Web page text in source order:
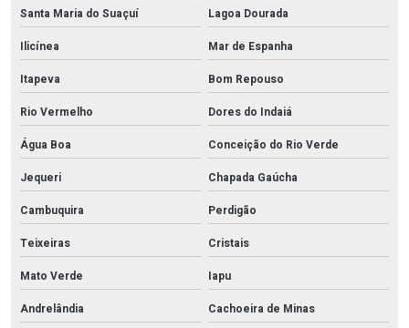
Santa Maria do Suaçuí
Lagoa Dourada
Ilicínea
Mar de Espanha
Itapeva
Bom Repouso
Rio Vermelho
Dores do Indaiá
Água Boa
Conceição do Rio Verde
Jequeri
Chapada Gaúcha
Cambuquira
Perdigão
Teixeiras
Cristais
Mato Verde
Iapu
Andrelândia
Cachoeira de Minas